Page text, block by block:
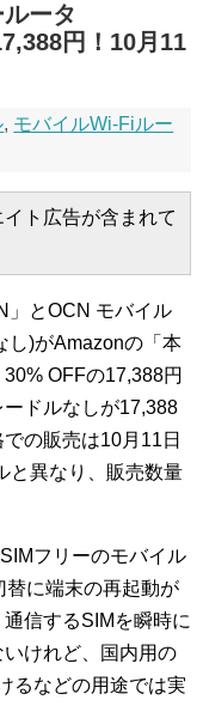
ータ
円！10月11
, モバイルWi-Fiルー
ト広告が含まれて
」とOCN モバイル
し)がAmazonの「本
OFFの17,388円
ドルなしが17,388
の販売は10月11日
と異なり、販売数量
フリーのモバイル
に端末の再起動が
信するSIMを瞬時に
けれど、国内用の
るなどの用途では実